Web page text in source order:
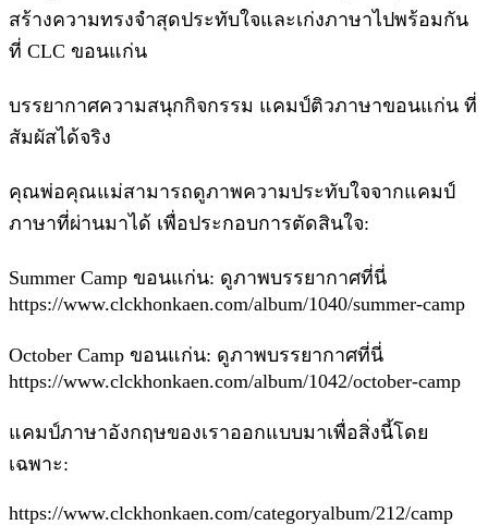
สร้างความทรงจำสุดประทับใจและเก่งภาษาไปพร้อมกัน
ที่ CLC ขอนแก่น
บรรยากาศความสนุกกิจกรรม แคมป์ติวภาษาขอนแก่น ที่
สัมผัสได้จริง
คุณพ่อคุณแม่สามารถดูภาพความประทับใจจากแคมป์
ภาษาที่ผ่านมาได้ เพื่อประกอบการตัดสินใจ:
Summer Camp ขอนแก่น: ดูภาพบรรยากาศที่นี่
https://www.clckhonkaen.com/album/1040/summer-camp
October Camp ขอนแก่น: ดูภาพบรรยากาศที่นี่
https://www.clckhonkaen.com/album/1042/october-camp
แคมป์ภาษาอังกฤษของเราออกแบบมาเพื่อสิ่งนี้โดย
เฉพาะ:
https://www.clckhonkaen.com/categoryalbum/212/camp